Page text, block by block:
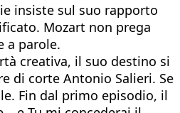
insiste sul suo rapporto
Mozart non prega
a parole.
creativa, il suo destino si
di corte Antonio Salieri. Se
Fin dal primo episodio, il